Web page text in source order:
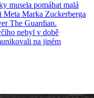
musela pomáhat malá
Marka Zuckerberga
The Guardian.
nebyl v době
na jiném